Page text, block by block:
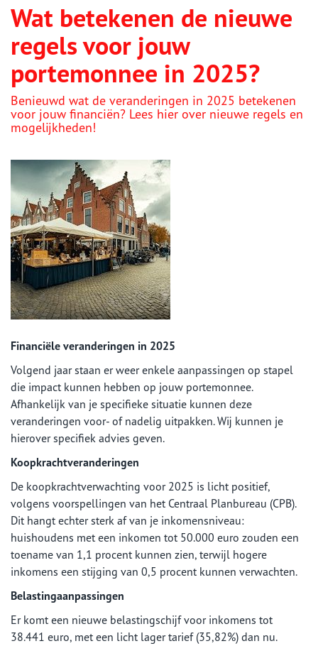
Wat betekenen de nieuwe
regels voor jouw
portemonnee in 2025?
Benieuwd wat de veranderingen in 2025 betekenen
voor jouw financiën? Lees hier over nieuwe regels en
mogelijkheden!
Financiële veranderingen in 2025
Volgend jaar staan er weer enkele aanpassingen op stapel
die impact kunnen hebben op jouw portemonnee.
Afhankelijk van je specifieke situatie kunnen deze
veranderingen voor- of nadelig uitpakken. Wij kunnen je
hierover specifiek advies geven.
Koopkrachtveranderingen
De koopkrachtverwachting voor 2025 is licht positief,
volgens voorspellingen van het Centraal Planbureau (CPB).
Dit hangt echter sterk af van je inkomensniveau:
huishoudens met een inkomen tot 50.000 euro zouden een
toename van 1,1 procent kunnen zien, terwijl hogere
inkomens een stijging van 0,5 procent kunnen verwachten.
Belastingaanpassingen
Er komt een nieuwe belastingschijf voor inkomens tot
38.441 euro, met een licht lager tarief (35,82%) dan nu.